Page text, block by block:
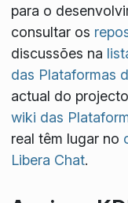
para o
consultar os
discussões na
das Plataformas
actual do
wiki das
real têm lugar no
Libera Chat.